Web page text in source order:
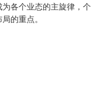
各个业态的主旋律，个
的重点。